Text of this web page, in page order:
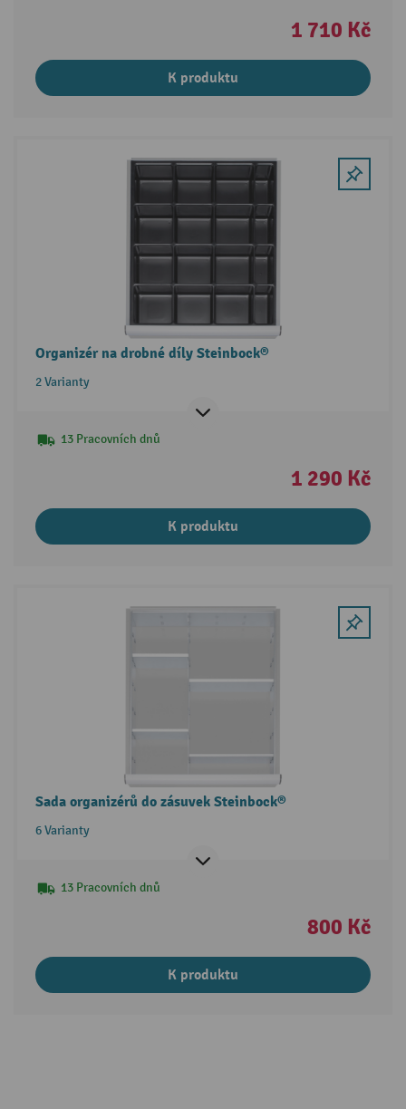
1 710 Kč
K produktu
Organizér na drobné díly Steinbock®
2 Varianty
13 Pracovních dnů
1 290 Kč
K produktu
Sada organizérů do zásuvek Steinbock®
6 Varianty
13 Pracovních dnů
800 Kč
K produktu